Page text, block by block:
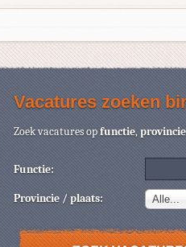
Vacatures zoeken
Zoek vacatures opfunctie,provincie
Functie:
Provincie / plaats: Alle...